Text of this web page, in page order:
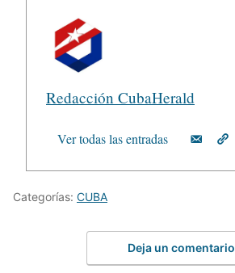
Redacción CubaHerald
Ver todas las entradas
Categorías: CUBA
Deja un comentario